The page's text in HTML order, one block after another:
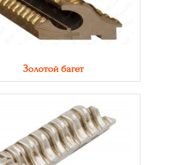
Золотой багет